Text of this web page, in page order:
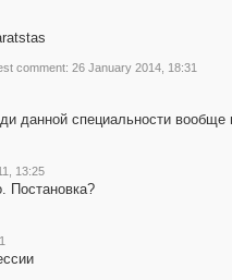
comment: 26 January 2014, 18:31
данной специальности вообще
13:25
Постановка?